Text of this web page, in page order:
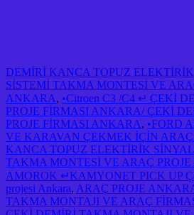
DEMİRİ KANCA TOPUZ
SİSTEMİ TAKMA MONTESİ VE
ANKARA, •Citroen C3 /C4 ↵ ÇEKİ
PROJE FİRMASI ANKARA/ ÇEKİ
PROJE FİRMASI ANKARA, •FORD
VE KARAVAN ÇEKMEK İÇİN
KANCA TOPUZ ELEKTİRİK
TAKMA MONTESİ VE ARAÇ
AMOROK ↵KAMYONET PICK UP
projesi Ankara, ARAÇ PROJE
TAKMA MONTAJI VE ARAÇ